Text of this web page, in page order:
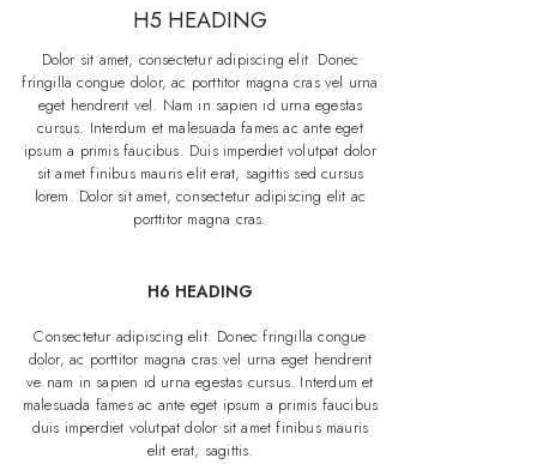
H5 HEADING
Dolor sit amet, consectetur adipiscing elit. Donec
fringilla congue dolor, ac porttitor magna cras vel urna
eget hendrerit vel. Nam in sapien id urna egestas
cursus. Interdum et malesuada fames ac ante eget
ipsum a primis faucibus. Duis imperdiet volutpat dolor
sit amet finibus mauris elit erat, sagittis sed cursus
lorem. Dolor sit amet, consectetur adipiscing elit ac
porttitor magna cras.
H6 HEADING
Consectetur adipiscing elit. Donec fringilla congue
dolor, ac porttitor magna cras vel urna eget hendrerit
ve nam in sapien id urna egestas cursus. Interdum et
malesuada fames ac ante eget ipsum a primis faucibus
duis imperdiet volutpat dolor sit amet finibus mauris
elit erat, sagittis.